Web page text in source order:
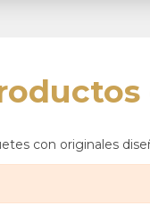
con originales